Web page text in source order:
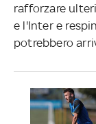
rafforzare
e l'Inter e
potrebbero